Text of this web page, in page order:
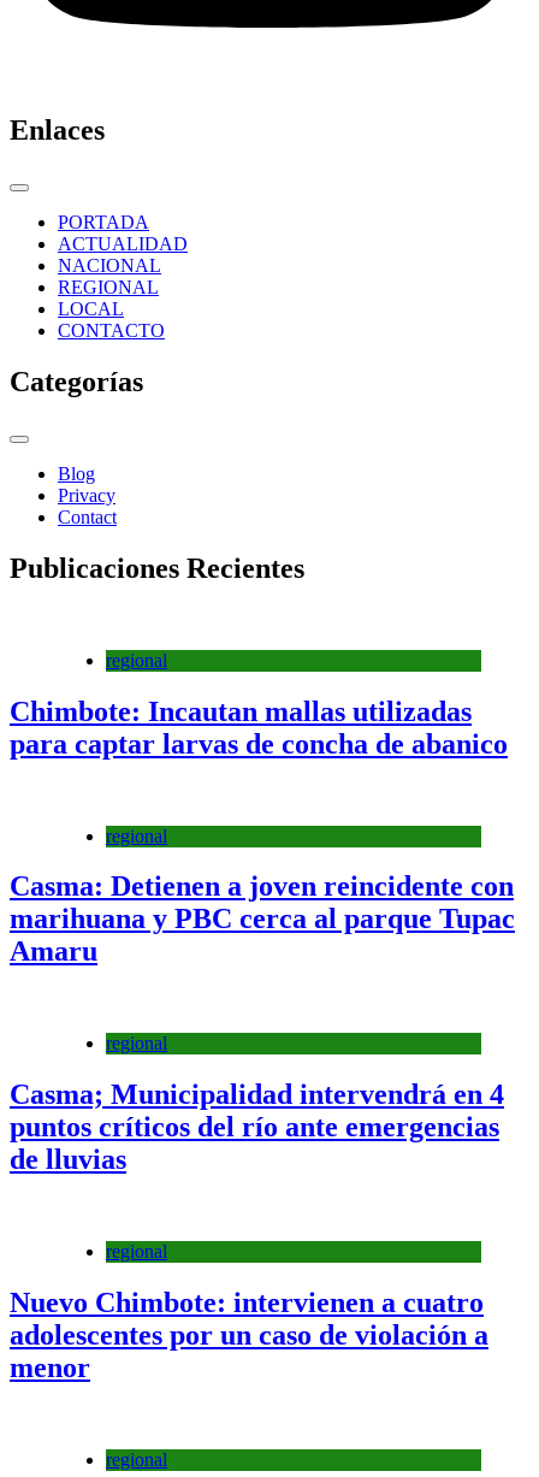
Enlaces
PORTADA
ACTUALIDAD
NACIONAL
REGIONAL
LOCAL
CONTACTO
Categorías
Blog
Privacy
Contact
Publicaciones Recientes
regional
Chimbote: Incautan mallas utilizadas
para captar larvas de concha de abanico
regional
Casma: Detienen a joven reincidente con
marihuana y PBC cerca al parque Tupac
Amaru
regional
Casma; Municipalidad intervendrá en 4
puntos críticos del río ante emergencias
de lluvias
regional
Nuevo Chimbote: intervienen a cuatro
adolescentes por un caso de violación a
menor
regional